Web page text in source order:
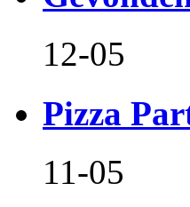
12-05
Pizza
11-05